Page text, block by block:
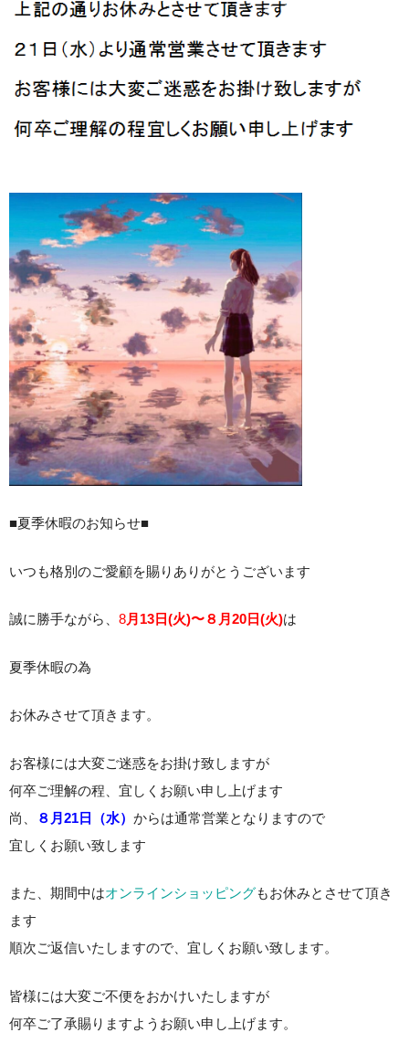
■夏季休暇のお知らせ■
いつも格別のご愛顧を賜りありがとうございます
誠に勝手ながら、 8月13日(火)〜８月20日(火)は
夏季休暇の為
お休みさせて頂きます。
お客様には大変ご迷惑をお掛け致しますが
何卒ご理解の程、宜しくお願い申し上げます
尚、
８月21日（水） からは通常営業となりますので
宜しくお願い致します
また、期間中はオンラインショッピングもお休みとさせて頂き
ます
順次ご返信いたしますので、宜しくお願い致します。
皆様には大変ご不便をおかけいたしますが
何卒ご了承賜りますようお願い申し上げます。